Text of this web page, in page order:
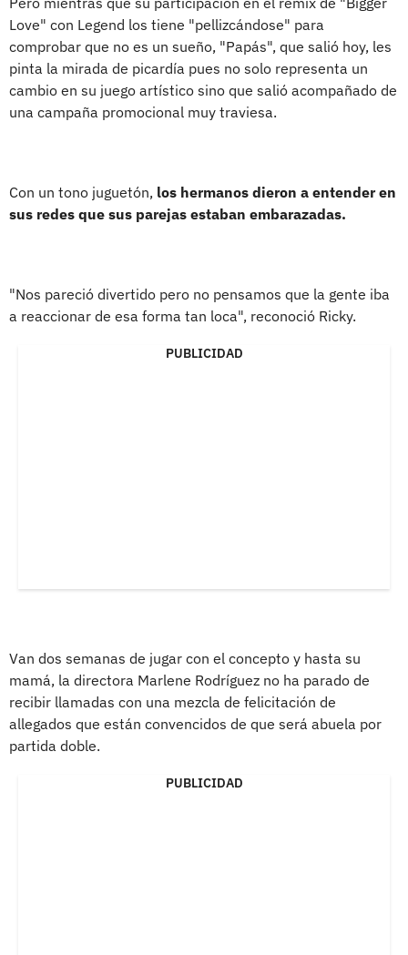
Love" con Legend los tiene "pellizcándose" para
comprobar que no es un sueño, "Papás", que salió hoy, les
pinta la mirada de picardía pues no solo representa un
cambio en su juego artístico sino que salió acompañado de
una campaña promocional muy traviesa.
Con un tono juguetón, los hermanos dieron a entender en
sus redes que sus parejas estaban embarazadas.
"Nos pareció divertido pero no pensamos que la gente iba
a reaccionar de esa forma tan loca", reconoció Ricky.
PUBLICIDAD
Van dos semanas de jugar con el concepto y hasta su
mamá, la directora Marlene Rodríguez no ha parado de
recibir llamadas con una mezcla de felicitación de
allegados que están convencidos de que será abuela por
partida doble.
PUBLICIDAD